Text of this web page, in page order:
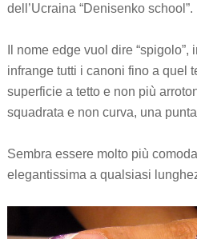
dell’Ucraina “Denisenko school”.
Il nome edge vuol dire
infrange tutti i canoni fino a quel
superficie a tetto e non più
squadrata e non curva, una
Sembra essere molto più
elegantissima a qualsiasi